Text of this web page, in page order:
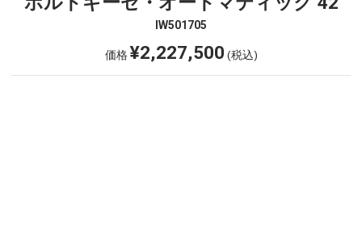
IW501705
価格¥2,227,500 (税込)